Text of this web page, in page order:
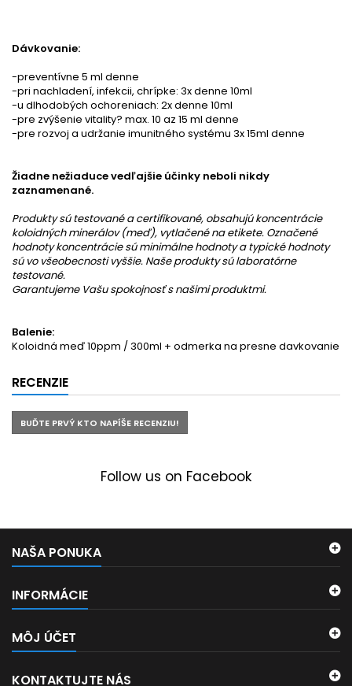
Dávkovanie:
-preventívne 5 ml denne
-pri nachladení, infekcii, chrípke: 3x denne 10ml
-u dlhodobých ochoreniach: 2x denne 10ml
-pre zvýšenie vitality? max. 10 az 15 ml denne
-pre rozvoj a udržanie imunitného systému 3x 15ml denne
Žiadne nežiaduce vedľajšie účinky neboli nikdy
zaznamenané.
Produkty sú testované a certifikované, obsahujú koncentrácie
koloidných minerálov (meď), vytlačené na etikete. Označené
hodnoty koncentrácie sú minimálne hodnoty a typické hodnoty
sú vo všeobecnosti vyššie. Naše produkty sú laboratórne
testované.
Garantujeme Vašu spokojnosť s našimi produktmi.
Balenie:
Koloidná meď 10ppm / 300ml + odmerka na presne davkovanie
RECENZIE
BUĎTE PRVÝ KTO NAPÍŠE RECENZIU!
Follow us on Facebook
NAŠA PONUKA
INFORMÁCIE
MÔJ ÚČET
KONTAKTUJTE NÁS